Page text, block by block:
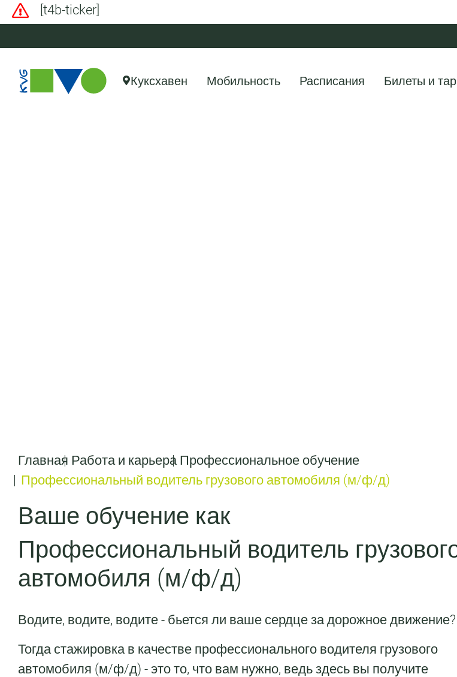
[t4b-ticker]
Куксхавен Мобильность Расписания Билеты и
Главная Работа и карьера Профессиональное обучение
Профессиональный водитель грузового автомобиля (м/ф/д)
Ваше обучение как
Профессиональный водитель
автомобиля (м/ф/д)
Водите, водите, водите - бьется ли ваше сердце за дорожное движение?
Тогда стажировка в качестве профессионального водителя грузового
автомобиля (м/ф/д) - это то, что вам нужно, ведь здесь вы получите